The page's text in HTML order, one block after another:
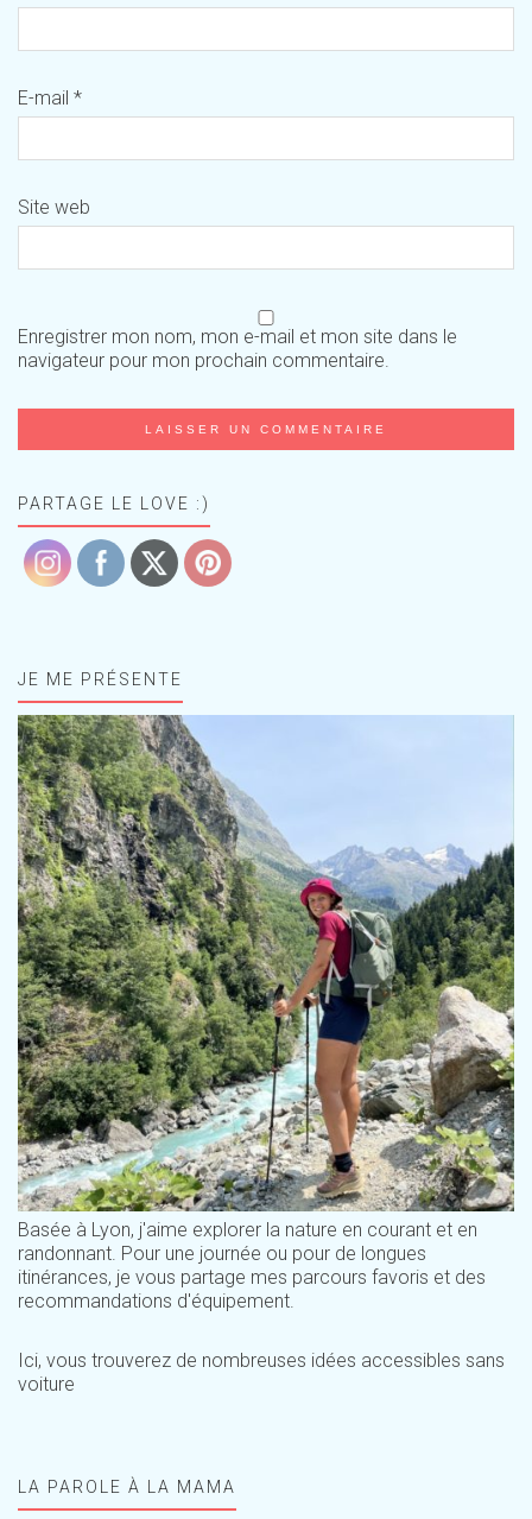
E-mail *
Site web
Enregistrer mon nom, mon e-mail et mon site dans le
navigateur pour mon prochain commentaire.
PARTAGE LE LOVE :)
JE ME PRÉSENTE
Basée à Lyon, j'aime explorer la nature en courant et en
randonnant. Pour une journée ou pour de longues
itinérances, je vous partage mes parcours favoris et des
recommandations d'équipement.
Ici, vous trouverez de nombreuses idées accessibles sans
voiture
LA PAROLE À LA MAMA